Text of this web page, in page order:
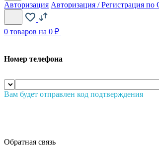
Авторизация Авторизация / Регистрация
0 товаров на 0 ₽
Номер телефона
Вам будет отправлен код подтверждения
Обратная связь